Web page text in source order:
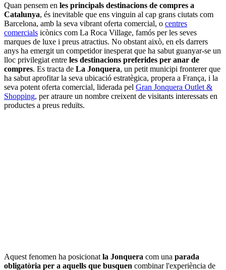
Quan pensem en les principals destinacions de compres a
Catalunya, és inevitable que ens vinguin al cap grans ciutats com
Barcelona, amb la seva vibrant oferta comercial, o centres
comercials icònics com La Roca Village, famós per les seves
marques de luxe i preus atractius. No obstant això, en els darrers
anys ha emergit un competidor inesperat que ha sabut guanyar-se un
lloc privilegiat entre les destinacions preferides per anar de
compres. Es tracta de La Jonquera, un petit municipi fronterer que
ha sabut aprofitar la seva ubicació estratègica, propera a França, i la
seva potent oferta comercial, liderada pel Gran Jonquera Outlet &
Shopping, per atraure un nombre creixent de visitants interessats en
productes a preus reduïts.
Aquest fenomen ha posicionat la Jonquera com una parada
obligatòria per a aquells que busquen combinar l'experiència de